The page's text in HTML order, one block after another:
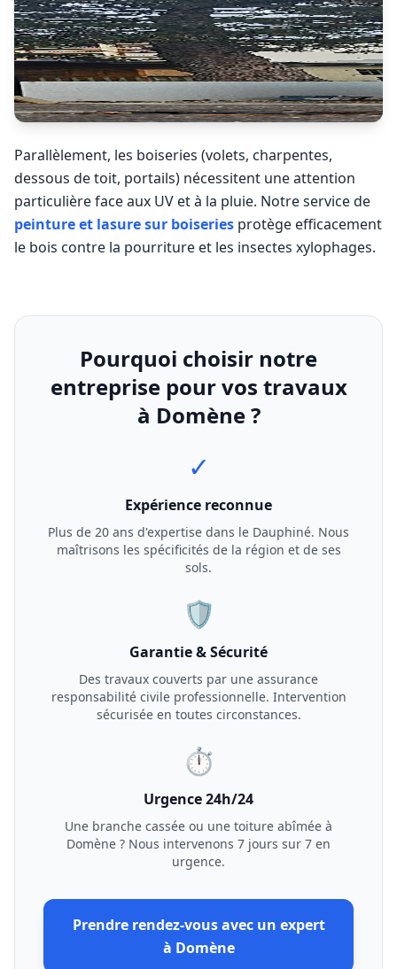
Parallèlement, les boiseries (volets, charpentes,
dessous de toit, portails) nécessitent une attention
particulière face aux UV et à la pluie. Notre service de
peinture et lasure sur boiseries protège efficacement
le bois contre la pourriture et les insectes xylophages.
Pourquoi choisir notre
entreprise pour vos travaux
à Domène?
✓
Expérience reconnue
Plus de 20 ans d'expertise dans le Dauphiné. Nous
maîtrisons les spécificités de la région et de ses
sols.
🛡️
Garantie & Sécurité
Des travaux couverts par une assurance
responsabilité civile professionnelle. Intervention
sécurisée en toutes circonstances.
⏱️
Urgence 24h/24
Une branche cassée ou une toiture abîmée à
Domène ? Nous intervenons 7 jours sur 7 en
urgence.
Prendre rendez-vous avec un expert
à Domène